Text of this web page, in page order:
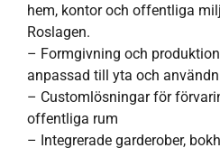
hem, kontor och offentliga
Roslagen.
– Formgivning och
anpassad till yta och
– Customlösningar för
offentliga rum
– Integrerade garderober,